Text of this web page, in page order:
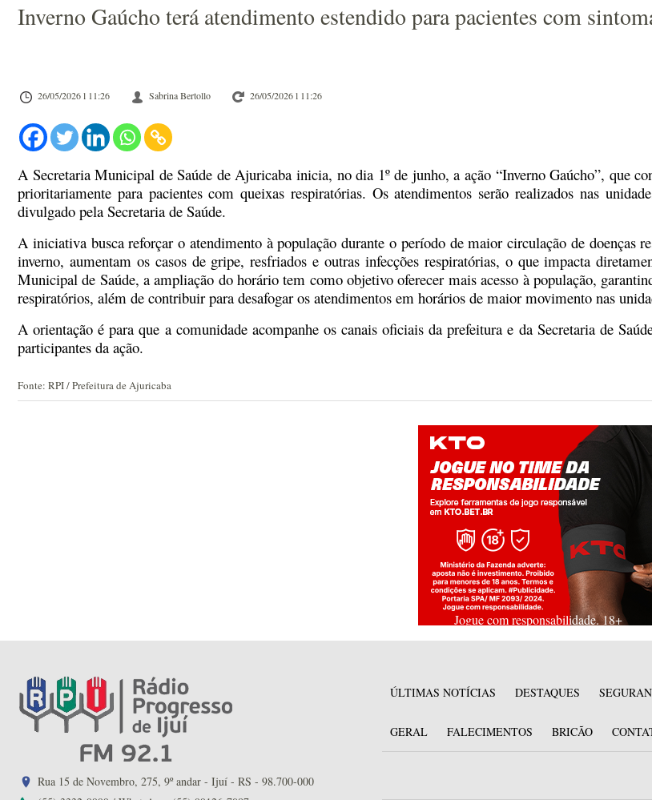
Inverno Gaúcho terá atendimento estendido para pacientes com
26/05/2026 l 11:26 Sabrina Bertollo 26/05/2026 l 11:26
A Secretaria Municipal de Saúde de Ajuricaba inicia, no dia 1º de junho, a ação “Inverno Gaúcho”, que
prioritariamente para pacientes com queixas respiratórias. Os atendimentos serão realizados nas
divulgado pela Secretaria de Saúde.
A iniciativa busca reforçar o atendimento à população durante o período de maior circulação de doenças
inverno, aumentam os casos de gripe, resfriados e outras infecções respiratórias, o que impacta
Municipal de Saúde, a ampliação do horário tem como objetivo oferecer mais acesso à população,
respiratórios, além de contribuir para desafogar os atendimentos em horários de maior movimento nas
A orientação é para que a comunidade acompanhe os canais oficiais da prefeitura e da Secretaria de
participantes da ação.
Fonte: RPI / Prefeitura de Ajuricaba
Jogue com responsabilidade. 18+
Rua 15 de Novembro, 275, 9º andar - Ijuí - RS - 98.700-000
ÚLTIMAS NOTÍCIAS DESTAQUES
GERAL FALECIMENTOS BRICÃO